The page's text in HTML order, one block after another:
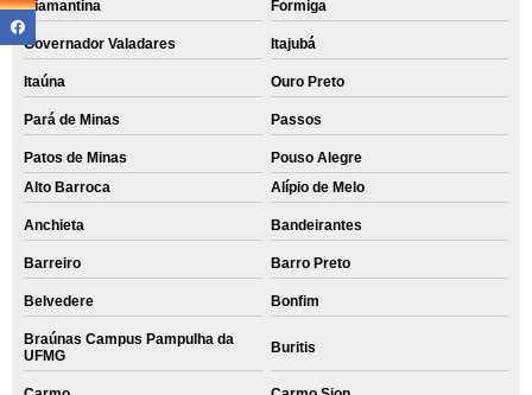
Diamantina Formiga
Governador Valadares Itajubá
Itaúna Ouro Preto
Pará de Minas Passos
Patos de Minas
Pouso Alegre
Alto Barroca
Alípio de Melo
Anchieta Bandeirantes
Barreiro Barro Preto
Belvedere Bonfim
Braúnas Campus Pampulha da
UFMG
Buritis